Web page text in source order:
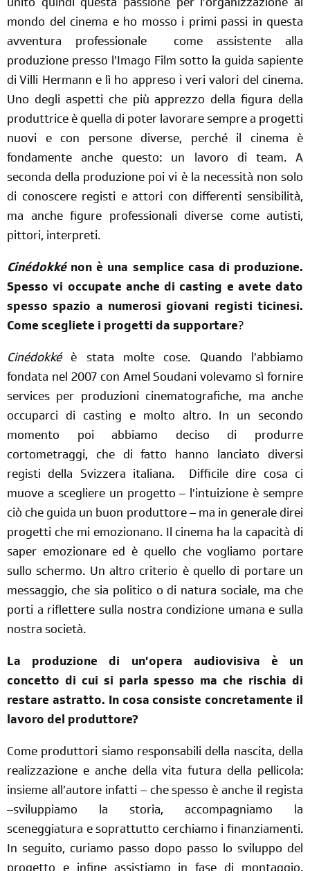
unito quindi questa passione per l’organizzazione al
mondo del cinema e ho mosso i primi passi in questa
avventura professionale come assistente alla
produzione presso l’Imago Film sotto la guida sapiente
di Villi Hermann e lì ho appreso i veri valori del cinema.
Uno degli aspetti che più apprezzo della figura della
produttrice è quella di poter lavorare sempre a progetti
nuovi e con persone diverse, perché il cinema è
fondamente anche questo: un lavoro di team. A
seconda della produzione poi vi è la necessità non solo
di conoscere registi e attori con differenti sensibilità,
ma anche figure professionali diverse come autisti,
pittori, interpreti.
Cinédokkénon è una semplice casa di produzione.
Spesso vi occupate anche di casting e avete dato
spesso spazio a numerosi giovani registi ticinesi.
Come scegliete i progetti da supportare?
Cinédokkéè stata molte cose. Quando l’abbiamo
fondata nel 2007 con AmelSoudani volevamo sì fornire
services per produzioni cinematografiche, ma anche
occuparci di casting e molto altro. In un secondo
momento poi abbiamo deciso di produrre
cortometraggi, che di fatto hanno lanciato diversi
registi della Svizzera italiana. Difficile dire cosa ci
muove a scegliere un progetto – l’intuizione è sempre
ciò che guida un buon produttore – ma in generale direi
progetti che mi emozionano. Il cinema ha la capacità di
saper emozionare ed è quello che vogliamo portare
sullo schermo. Un altro criterio è quello di portare un
messaggio, che sia politico o di natura sociale, ma che
porti a riflettere sulla nostra condizione umana e sulla
nostra società.
La produzione di un’opera audiovisiva è un
concetto di cui si parla spesso ma che rischia di
restare astratto. In cosa consiste concretamente il
lavoro del produttore?
Come produttori siamo responsabili della nascita, della
realizzazione e anche della vita futura della pellicola:
insieme all’autore infatti – che spesso è anche il regista
–sviluppiamo la storia, accompagniamo la
sceneggiatura e soprattutto cerchiamo i finanziamenti.
In seguito, curiamo passo dopo passo lo sviluppo del